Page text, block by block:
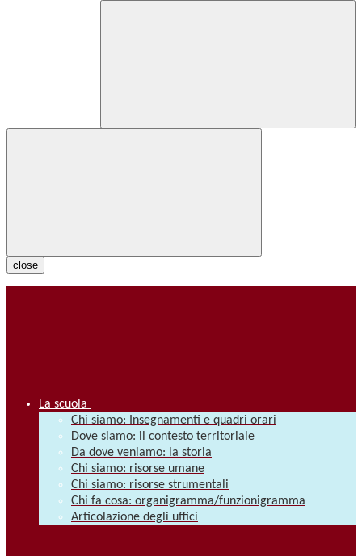
close
La scuola
Chi siamo: Insegnamenti e quadri orari
Dove siamo: il contesto territoriale
Da dove veniamo: la storia
Chi siamo: risorse umane
Chi siamo: risorse strumentali
Chi fa cosa: organigramma/funzionigramma
Articolazione degli uffici